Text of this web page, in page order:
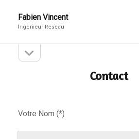
Fabien Vincent
Ingénieur Réseau
Sidebarsidebar
Contact
Votre Nom (*)